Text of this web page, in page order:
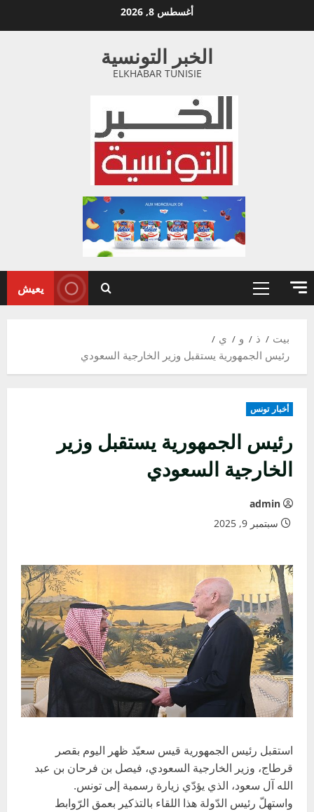
أغسطس 8, 2026
الخبر التونسية
ELKHABAR TUNISIE
القائمة
يعيش
بيت ذ و
ي
رئيس الجمهورية يستقبل وزير الخارجية السعودي
أخبار تونس
رئيس الجمهورية يستقبل وزير
الخارجية السعودي
admin
سبتمبر 9, 2025
استقبل رئيس الجمهورية قيس سعيّد ظهر اليوم بقصر
قرطاج، وزير الخارجية السعودي، فيصل بن فرحان بن عبد
الله آل سعود، الذي يؤدّي زيارة رسمية إلى تونس.
واستهلّ رئيس الدّولة هذا اللقاء بالتذكير بعمق الرّوابط